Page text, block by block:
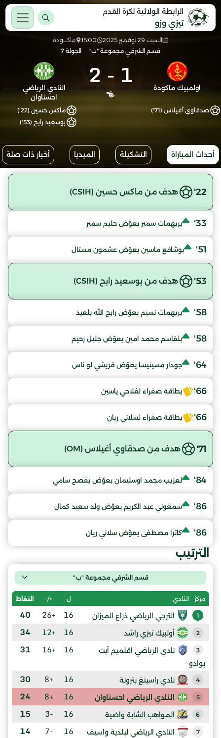
الرابطة الولائية لكرة القدم
تيزي وزو
السبت 29 نوفمبر 2025 15:00
ماكــــودة
قسم الشرفي مجموعة "ب"
الجولة 7
اولمبيك ماكودة 1
-
2
النادي الرياضي
احسناوان
صدقاوي أغيلاس (71')
ماكس حسين (22')
بوسعيد رابح (53')
أحداث المباراة التشكيلة الميديا أخبار ذات صلة
22' هدف من ماكس حسين (CSIH)
33' بريهمات سمير يعوّض حليم سمير
51' بوشافع ماسين يعوّض عشمون مستال
53' هدف من بوسعيد رابح (CSIH)
58' بريهمات نسيم يعوّض رابح الله بلعيد
58' بلقاسم محمد امين يعوّض جليل رحيم
64' جودار مسينيسا يعوّض قريشي لو ناس
66' بطاقة صفراء لفلاحي ياسين
66' بطاقة صفراء لسلاني ريان
71' هدف من صدقاوي أغيلاس (OM)
84' لعزيب محمد اوسليمان يعوّض يفصح سامي
86' سمغوني عبد الكريم يعوّض ولد سعيد كمال
86' كاترا مصطفى يعوّض سلاني ريان
الترتيب
قسم الشرفي مجموعة "ب"
مركز النادي ل +/- النقاط
1 الترجي الرياضي ذراع الميزان 16
+26
40
2 أولبيك تيزي راشد 16
+12
34
3
نادي الرياضي اقلميم أيت
بوادو
16
+16
31
4 نادي راسينغ بترونة 16
+8
30
5 النادي الرياضي احسناوان 16
+8
24
6 المواهب الشابة واضية 16
-3
15
7 النادي الرياضي لبلدية واسيف 16
-7
14